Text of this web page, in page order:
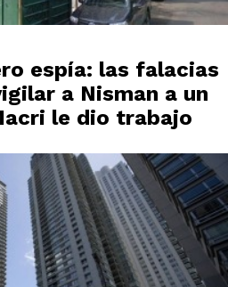
espía: las falacias
a Nisman a un
le dio trabajo